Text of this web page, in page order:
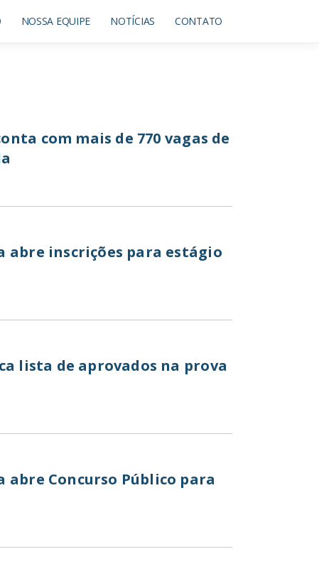
NOSSA EQUIPE NOTÍCIAS CONTATO
com mais de 770 vagas de
abre inscrições para estágio
lista de aprovados na prova
Concurso Público para